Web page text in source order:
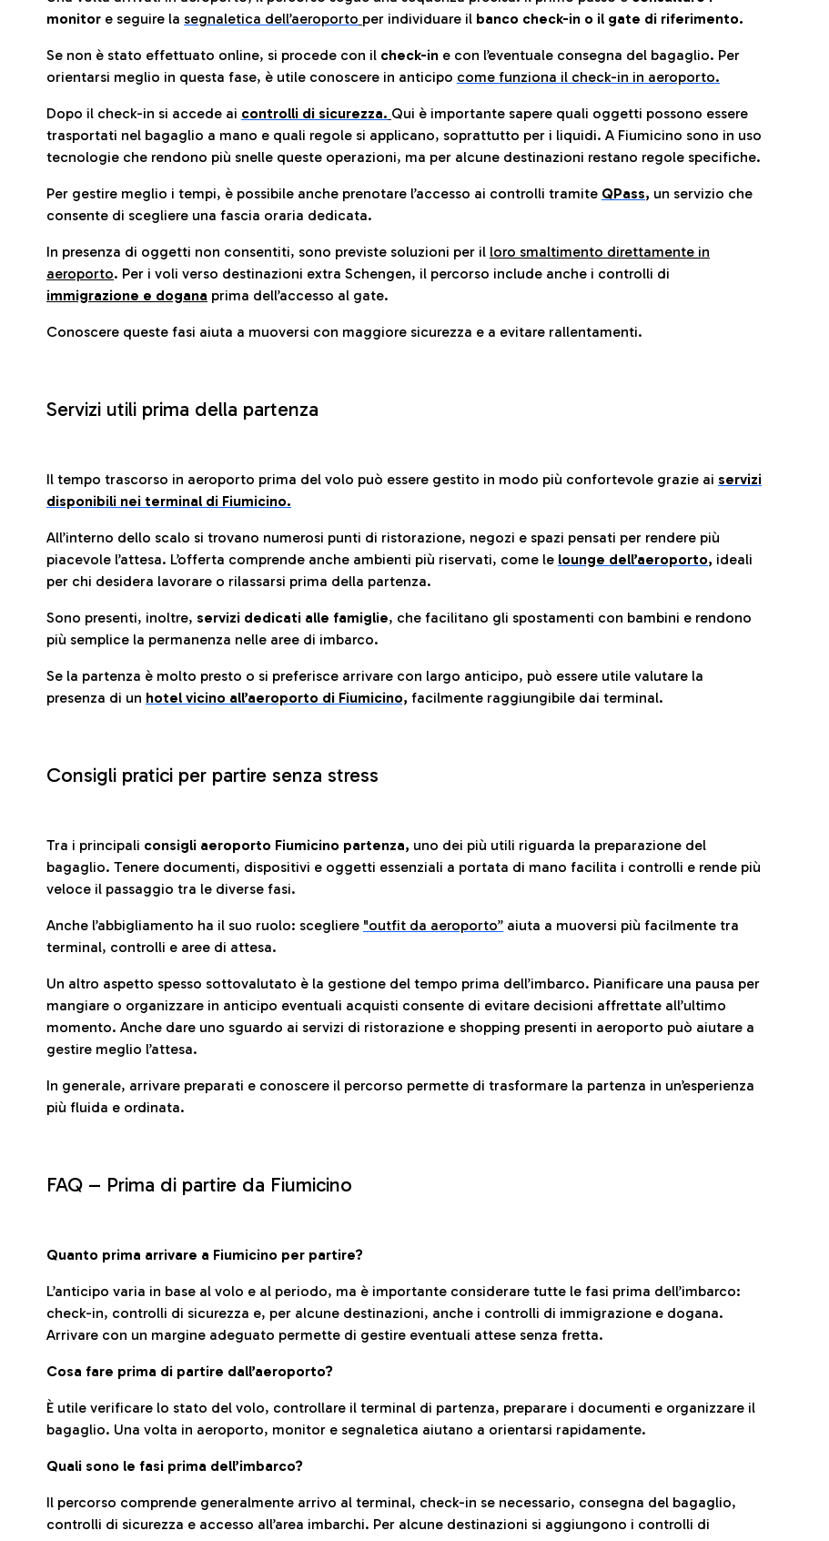
monitor e seguire la segnaletica dell’aeroporto per individuare il banco check-in o il gate di riferimento.
Se non è stato effettuato online, si procede con il check-in e con l’eventuale consegna del bagaglio. Per
orientarsi meglio in questa fase, è utile conoscere in anticipo come funziona il check-in in aeroporto.
Dopo il check-in si accede ai controlli di sicurezza. Qui è importante sapere quali oggetti possono essere
trasportati nel bagaglio a mano e quali regole si applicano, soprattutto per i liquidi. A Fiumicino sono in uso
tecnologie che rendono più snelle queste operazioni, ma per alcune destinazioni restano regole specifiche.
Per gestire meglio i tempi, è possibile anche prenotare l’accesso ai controlli tramite QPass, un servizio che
consente di scegliere una fascia oraria dedicata.
In presenza di oggetti non consentiti, sono previste soluzioni per il loro smaltimento direttamente in
aeroporto. Per i voli verso destinazioni extra Schengen, il percorso include anche i controlli di
immigrazione e dogana prima dell’accesso al gate.
Conoscere queste fasi aiuta a muoversi con maggiore sicurezza e a evitare rallentamenti.
Servizi utili prima della partenza
Il tempo trascorso in aeroporto prima del volo può essere gestito in modo più confortevole grazie ai servizi
disponibili nei terminal di Fiumicino.
All’interno dello scalo si trovano numerosi punti di ristorazione, negozi e spazi pensati per rendere più
piacevole l’attesa. L’offerta comprende anche ambienti più riservati, come le lounge dell’aeroporto, ideali
per chi desidera lavorare o rilassarsi prima della partenza.
Sono presenti, inoltre, servizi dedicati alle famiglie, che facilitano gli spostamenti con bambini e rendono
più semplice la permanenza nelle aree di imbarco.
Se la partenza è molto presto o si preferisce arrivare con largo anticipo, può essere utile valutare la
presenza di un hotel vicino all’aeroporto di Fiumicino, facilmente raggiungibile dai terminal.
Consigli pratici per partire senza stress
Tra i principali consigli aeroporto Fiumicino partenza, uno dei più utili riguarda la preparazione del
bagaglio. Tenere documenti, dispositivi e oggetti essenziali a portata di mano facilita i controlli e rende più
veloce il passaggio tra le diverse fasi.
Anche l’abbigliamento ha il suo ruolo: scegliere "outfit da aeroporto” aiuta a muoversi più facilmente tra
terminal, controlli e aree di attesa.
Un altro aspetto spesso sottovalutato è la gestione del tempo prima dell’imbarco. Pianificare una pausa per
mangiare o organizzare in anticipo eventuali acquisti consente di evitare decisioni affrettate all’ultimo
momento. Anche dare uno sguardo ai servizi di ristorazione e shopping presenti in aeroporto può aiutare a
gestire meglio l’attesa.
In generale, arrivare preparati e conoscere il percorso permette di trasformare la partenza in un’esperienza
più fluida e ordinata.
FAQ – Prima di partire da Fiumicino
Quanto prima arrivare a Fiumicino per partire?
L’anticipo varia in base al volo e al periodo, ma è importante considerare tutte le fasi prima dell’imbarco:
check-in, controlli di sicurezza e, per alcune destinazioni, anche i controlli di immigrazione e dogana.
Arrivare con un margine adeguato permette di gestire eventuali attese senza fretta.
Cosa fare prima di partire dall’aeroporto?
È utile verificare lo stato del volo, controllare il terminal di partenza, preparare i documenti e organizzare il
bagaglio. Una volta in aeroporto, monitor e segnaletica aiutano a orientarsi rapidamente.
Quali sono le fasi prima dell’imbarco?
Il percorso comprende generalmente arrivo al terminal, check-in se necessario, consegna del bagaglio,
controlli di sicurezza e accesso all’area imbarchi. Per alcune destinazioni si aggiungono i controlli di